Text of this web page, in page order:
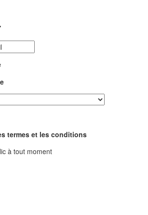
termes et les conditions
à tout moment